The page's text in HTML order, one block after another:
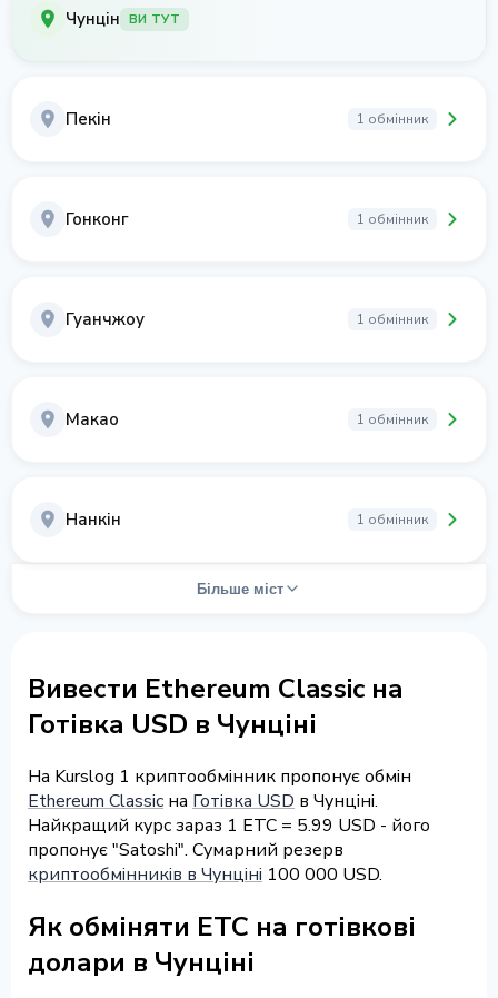
Чунцін ВИ ТУТ
Пекін 1 обмінник
Гонконг 1 обмінник
Гуанчжоу 1 обмінник
Макао 1 обмінник
Нанкін 1 обмінник
Більше міст
Вивести Ethereum Classic на
Готівка USD в Чунціні
На Kurslog 1 криптообмінник пропонує обмін
Ethereum Classic на Готівка USD в Чунціні.
Найкращий курс зараз 1 ETC = 5.99 USD - його
пропонує "Satoshi". Сумарний резерв
криптообмінників в Чунціні 100 000 USD.
Як обміняти ETC на готівкові
долари в Чунціні